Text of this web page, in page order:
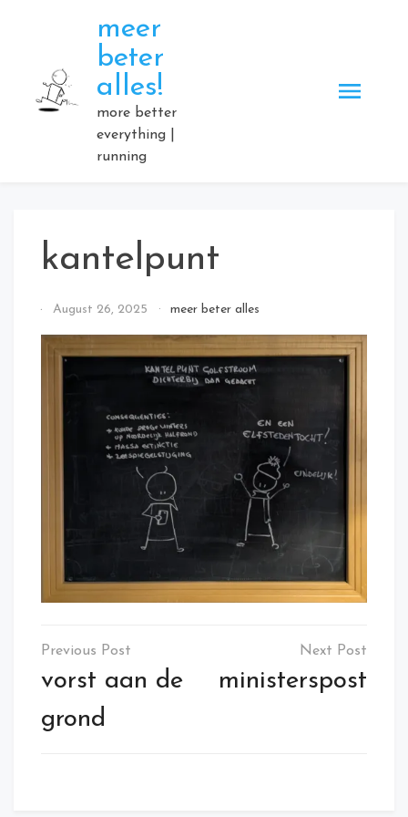
meer
beter
alles!
more better
everything |
running
kantelpunt
ByAugust 26, 2025 meer beter alles
Post
navigation
vorst aan de
grond
ministerspost